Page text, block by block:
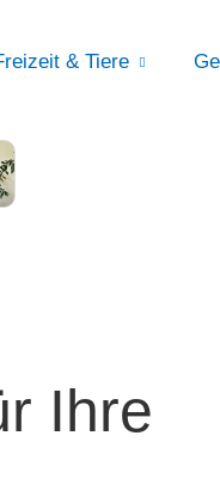
& Tiere
Ihre